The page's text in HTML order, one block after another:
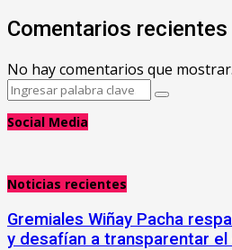
Comentarios recientes
No hay comentarios que mostrar.
Search
Search
Social Media
Noticias recientes
Gremiales Wiñay Pacha
y desafían a transparentar